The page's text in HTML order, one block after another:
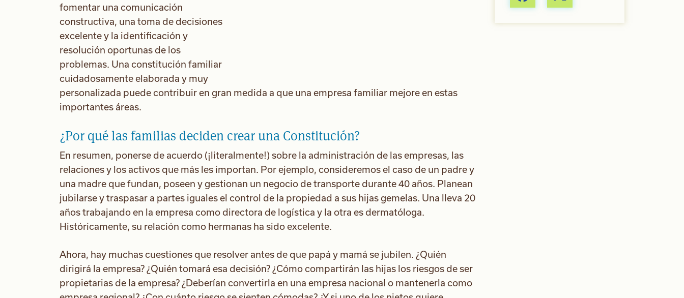
fomentar una comunicación
constructiva, una toma de decisiones
excelente y la identificación y
resolución oportunas de los
problemas. Una constitución familiar
cuidadosamente elaborada y muy
personalizada puede contribuir en gran medida a que una empresa familiar mejore en estas
importantes áreas.
¿Por qué las familias deciden crear una Constitución?
En resumen, ponerse de acuerdo (¡literalmente!) sobre la administración de las empresas, las
relaciones y los activos que más les importan. Por ejemplo, consideremos el caso de un padre y
una madre que fundan, poseen y gestionan un negocio de transporte durante 40 años. Planean
jubilarse y traspasar a partes iguales el control de la propiedad a sus hijas gemelas. Una lleva 20
años trabajando en la empresa como directora de logística y la otra es dermatóloga.
Históricamente, su relación como hermanas ha sido excelente.
Ahora, hay muchas cuestiones que resolver antes de que papá y mamá se jubilen. ¿Quién
dirigirá la empresa? ¿Quién tomará esa decisión? ¿Cómo compartirán las hijas los riesgos de ser
propietarias de la empresa? ¿Deberían convertirla en una empresa nacional o mantenerla como